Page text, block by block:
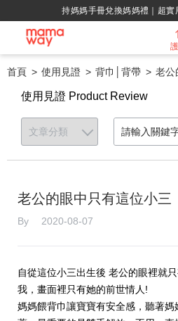
持媽媽手冊兌換媽媽禮｜超實
首頁 使用見證 背巾│背帶 老公
使用見證 Product Review
老公的眼中只有這位小三
By 2020-08-07
自從這位小三出生後 老公的眼裡就
我，畫面裡只有她的前世情人!
媽媽餵背巾讓寶寶有安全感，聽著